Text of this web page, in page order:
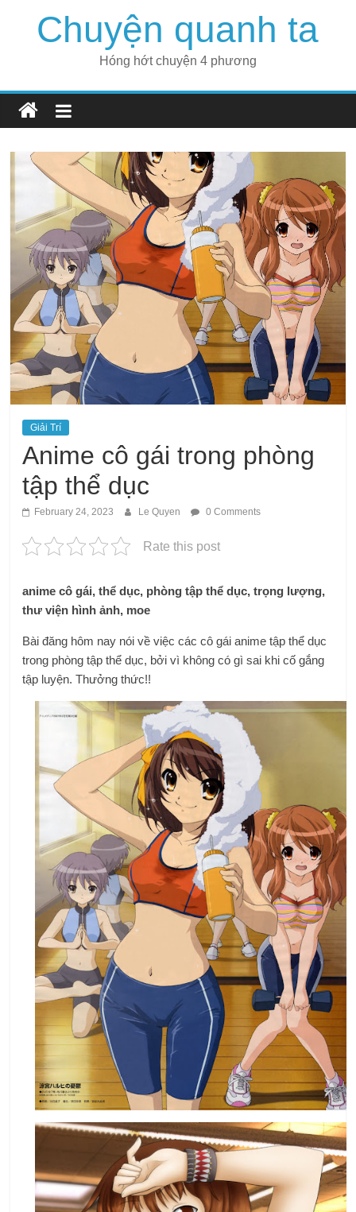
Chuyện quanh ta
Hóng hớt chuyện 4 phương
Giải Trí
Anime cô gái trong phòng
tập thể dục
February 24, 2023 Le Quyen 0 Comments
Rate this post
anime cô gái, thể dục, phòng tập thể dục, trọng lượng,
thư viện hình ảnh, moe
Bài đăng hôm nay nói về việc các cô gái anime tập thể dục
trong phòng tập thể dục, bởi vì không có gì sai khi cố gắng
tập luyện. Thưởng thức!!